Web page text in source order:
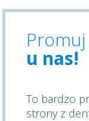
Promuj
u nas!
To bardzo
strony z